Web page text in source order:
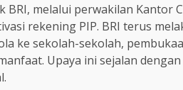
BRI, melalui perwakilan
rekening PIP. BRI terus
ke sekolah-sekolah,
Upaya ini sejalan